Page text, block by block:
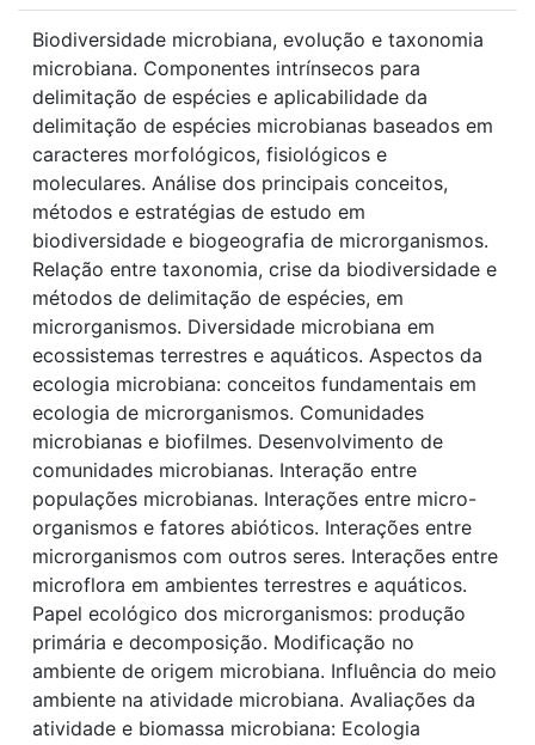
Biodiversidade microbiana, evolução e taxonomia
microbiana. Componentes intrínsecos para
delimitação de espécies e aplicabilidade da
delimitação de espécies microbianas baseados em
caracteres morfológicos, fisiológicos e
moleculares. Análise dos principais conceitos,
métodos e estratégias de estudo em
biodiversidade e biogeografia de microrganismos.
Relação entre taxonomia, crise da biodiversidade e
métodos de delimitação de espécies, em
microrganismos. Diversidade microbiana em
ecossistemas terrestres e aquáticos. Aspectos da
ecologia microbiana: conceitos fundamentais em
ecologia de microrganismos. Comunidades
microbianas e biofilmes. Desenvolvimento de
comunidades microbianas. Interação entre
populações microbianas. Interações entre micro-
organismos e fatores abióticos. Interações entre
microrganismos com outros seres. Interações entre
microflora em ambientes terrestres e aquáticos.
Papel ecológico dos microrganismos: produção
primária e decomposição. Modificação no
ambiente de origem microbiana. Influência do meio
ambiente na atividade microbiana. Avaliações da
atividade e biomassa microbiana: Ecologia